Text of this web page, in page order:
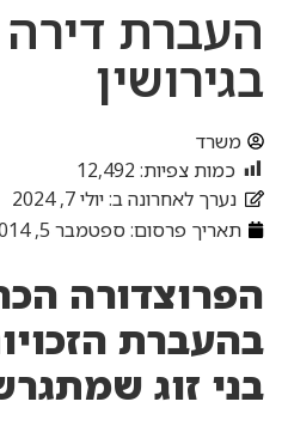
העברת דירה
בגירושין
משרד
כמות צפיות: 12,492
נערך לאחרונה ב: יולי 7, 2024
תאריך פרסום: ספטמבר 5, 2014
הפרוצדורה
בהעברת
בני זוג